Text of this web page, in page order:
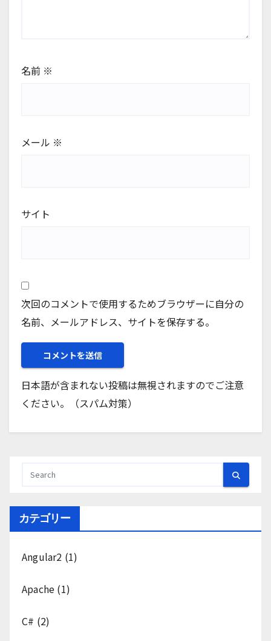
名前 ※
メール ※
サイト
次回のコメントで使用するためブラウザーに自分の
名前、メールアドレス、サイトを保存する。
日本語が含まれない投稿は無視されますのでご注意
ください。（スパム対策）
カテゴリー
Angular2 (1)
Apache (1)
C# (2)